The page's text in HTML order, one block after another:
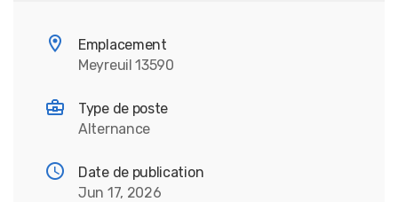
Emplacement
Meyreuil 13590
Type de poste
Alternance
Date de publication
Jun 17, 2026